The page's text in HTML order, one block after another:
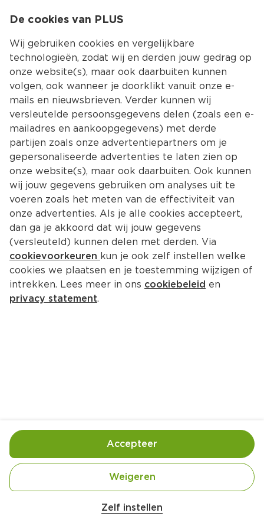
Kies jouw
Terug Producten
Arti Casa Flikkerende LED-
theelichtset v
Er is geen productinformatie
De cookies van PLUS
Wij gebruiken cookies en vergelijkbare
technologieën, zodat wij en derden jouw gedrag op
onze website(s), maar ook daarbuiten kunnen
volgen, ook wanneer je doorklikt vanuit onze e-
mails en nieuwsbrieven. Verder kunnen wij
versleutelde persoonsgegevens delen (zoals een e-
mailadres en aankoopgegevens) met derde
partijen zoals onze advertentiepartners om je
gepersonaliseerde advertenties te laten zien op
onze website(s), maar ook daarbuiten. Ook kunnen
wij jouw gegevens gebruiken om analyses uit te
voeren zoals het meten van de effectiviteit van
onze advertenties. Als je alle cookies accepteert,
dan ga je akkoord dat wij jouw gegevens
(versleuteld) kunnen delen met derden. Via
cookievoorkeuren kun je ook zelf instellen welke
cookies we plaatsen en je toestemming wijzigen of
intrekken. Lees meer in ons cookiebeleid en
privacy statement.
Zelf instellen
Weigeren
Accepteer